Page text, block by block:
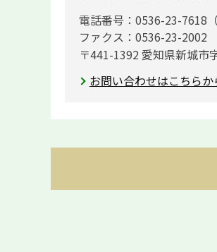
電話番号：0536-23-7618
ファクス：0536-23-2002
〒441-1392 愛知県新城市
お問い合わせはこちらか